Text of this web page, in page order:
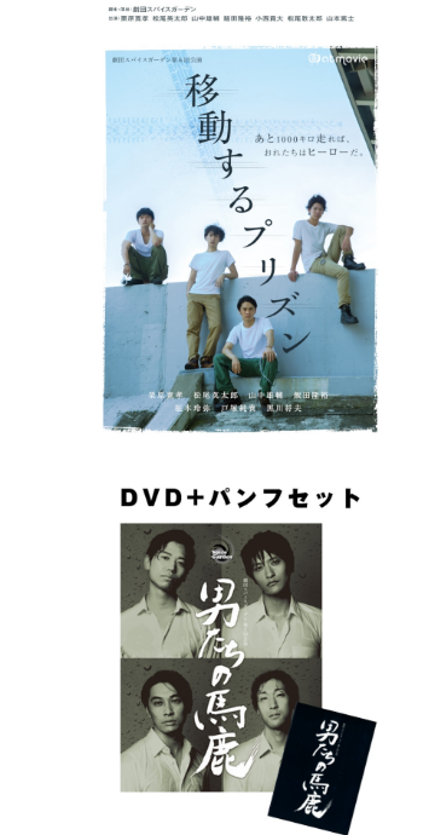
劇団スパイスガーデン第6回公演「移動するプ
リズン」DVD
¥3,000
劇団スパイスガーデン第7回公演「男たちの馬
鹿」DVD＆パンフレットセット
¥3,250